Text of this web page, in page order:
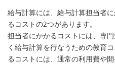
給与計算には、給与計算担当者
るコストの2つがあります。
担当者にかかるコストには、専
く給与計算を行なうための教育
るコストには、通常の利用費や